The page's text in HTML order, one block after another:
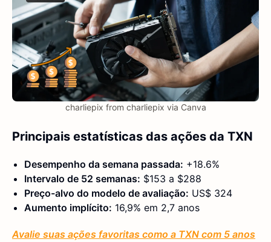
charliepix from charliepix via Canva
Principais estatísticas das ações da TXN
Desempenho da semana passada: +18.6%
Intervalo de 52 semanas: $153 a $288
Preço-alvo do modelo de avaliação: US$ 324
Aumento implícito: 16,9% em 2,7 anos
Avalie suas ações favoritas como a TXN com 5 anos